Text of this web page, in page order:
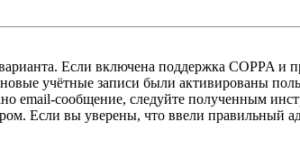
Если включена поддержка COPPA и
учётные записи были активированы
email-сообщение, следуйте полученным
Если вы уверены, что ввели правильный